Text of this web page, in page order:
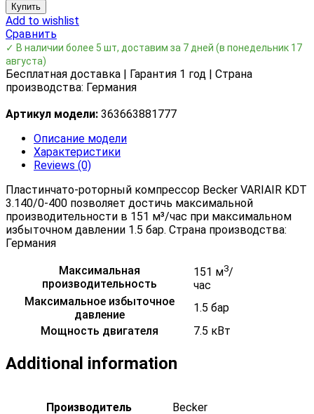
Купить
Add to wishlist
Сравнить
✓ В наличии более 5 шт, доставим за 7 дней (в понедельник 17
августа)
Бесплатная доставка | Гарантия 1 год | Страна
производства: Германия
Артикул модели: 363663881777
Описание модели
Характеристики
Reviews (0)
Пластинчато-роторный компрессор Becker VARIAIR KDT
3.140/0-400 позволяет достичь максимальной
производительности в 151 м³/час при максимальном
избыточном давлении 1.5 бар. Страна производства:
Германия
Максимальная
производительность
151 м3/
час
Максимальное избыточное
давление
1.5 бар
Мощность двигателя
7.5 кВт
Additional information
Производитель Becker